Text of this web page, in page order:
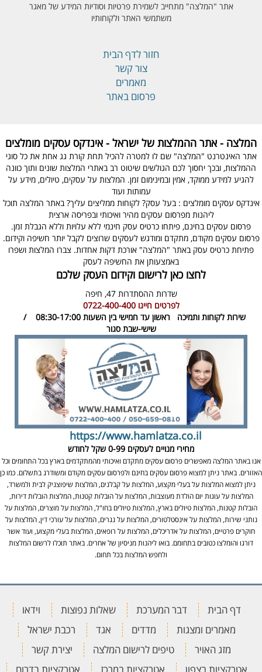
אתר "המלצה" מתחייב לשמירת פרטיות וסודיות המידע של מאגר
משתמשי האתר ולקוחותיו
חזור לדף הבית
צור קשר
מאמרים
פרסום באתר
המלצה - אתר ההמלצות של ישראל - אינדקס עסקים מומלצים
אתר האינטרנט "המלצה" שם לו למטרה להכיל תחת קורת גג אחת את כל סוגי
ההמלצות, ובכך יחסוך לכם הגולשים שיטוט רב באתרי המלצות שונים ותוך כוונה
להגיע למידע ממוקד, אמין ובמינימום זמן. המלצות על עסקים, טיולים, מידע על
עמותות ועוד
אינדקס עסקים מומלצים : בעל עסק? לקוחות ממליצים עליך? באתר המלצה תוכל
ליהנות מפרסום עסקים מהיר ואיכותי ובפריסה ארצית
פרסום עסקים בחינם, פיתחו כרטיס עסק חינמי ללא עלויות וללא הגבלת זמן.
פרסום עסקים מקודם, מתקדם ומודגש לעסקים שרוצים לקבל יותר חשיפה וקידום.
פתיחת כרטיס עסק באתר "המלצה" אורכת דקות אחדות. צברו המלצות ושפרו
באמצעותן את החשיפה לעסק
לחצו כאן לרישום וקידום העסק שלכם
שדרות ההסתדרות 47,
חיפה
לפרטים חייגו0722-400-400
שירות לקוחות ותמיכה
ראשון עד חמישי בין השעות 08:30-17:00 /
שישי-שבת סגור
https://www.hamlatza.co.il
מחירי מנויים לעסקים 0-99 שקל לחודש
אנו באתר המלצה מאפשרים פרסום עסקים מתקדם ואיכותי מהמתקדמים בארץ בכל התחומים וכל
האזורים. באתר ניתן למצוא פרסום עסקים בחינם ולפרסום עסקים מקודם ומשודרג בתשלום. כמו כן
ניתן למצוא המלצות על בעלי מקצוע, המלצות על קבלנים, המלצות שיפוצניק לבית ולמשרד,
המלצות על עוגות יום הולדת מעוצבות, המלצות על הובלות קטנות, המלצות הובלות דירות,
הובלות קטנות, המלצות טיולים בארץ, המלצות טיולים בחו"ל, המלצות על מוצרים, המלצות על
נותני שירות, המלצות על אינסטלטורים, המלצות על נגרים, המלצות על עורכי דין, המלצות על
חוקרים פרטיים, המלצות על אדריכלים, המלצות על רופאים, המלצות בעלי מקצוע, ועוד אשר
דורגו והומלצו כטובים בתחומם. בואו ליהנות מניסיון של אחרים. באתר תוכלו לרשום המלצות
ולחפש המלצות בכל תחום.
דף הבית דבר המערכת שאלות נפוצות
וידאו
מאמרים ומצגות
מדדים אגד
רכבת ישראל
מזג האויר
טיפים לרישום המלצה
יצירת קשר